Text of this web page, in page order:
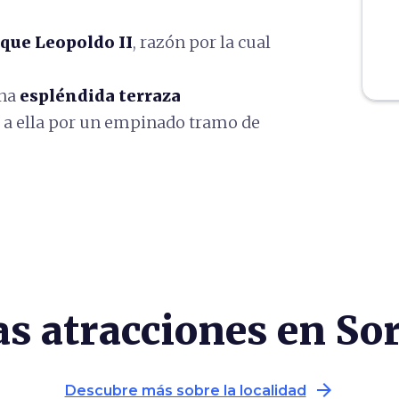
Leopoldo II, razón por la cual
espléndida terraza
a ella por un empinado tramo de
atracciones en
Descubre más sobre la localidad arrow_forward